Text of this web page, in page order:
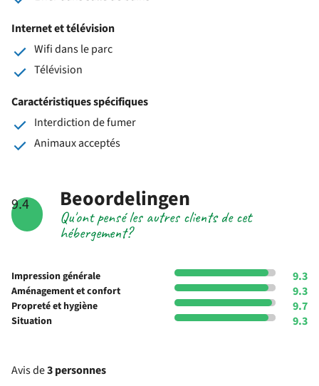
Internet et télévision
Wifi dans le parc
Télévision
Caractéristiques spécifiques
Interdiction de fumer
Animaux acceptés
9.4
Qu'ont pensé les autres clients de cet
hébergement?
Beoordelingen
Impression générale 9.3
Aménagement et confort 9.3
Propreté et hygiène 9.7
Situation 9.3
Avis de3 personnes